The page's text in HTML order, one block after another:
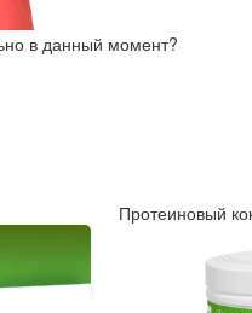
в данный момент?
Протеиновый